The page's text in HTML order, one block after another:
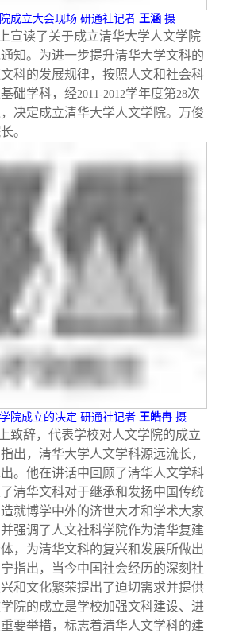
校友视界
理事会名单
制度法规
联系我们
成立大会现场 研通社记者 王涵 摄
宣读了关于成立清华大学人文学院
知。为进一步提升清华大学文科的
科的发展规律，按照人文和社会科
础学科，经2011-2012学年度第28次
决定成立清华大学人文学院。万俊
。
院成立的决定 研通社记者 王皓冉 摄
致辞，代表学校对人文学院的成立
出，清华大学人文学科源远流长，
。他在讲话中回顾了清华人文学科
清华文科对于继承和发扬中国传统
就博学中外的济世大才和学术大家
强调了人文社科学院作为清华复建
，为清华文科的复兴和发展所做出
指出，当今中国社会经历的深刻社
和文化繁荣提出了迫切需求并提供
院的成立是学校加强文科建设、进
要举措，标志着清华人文学科的建